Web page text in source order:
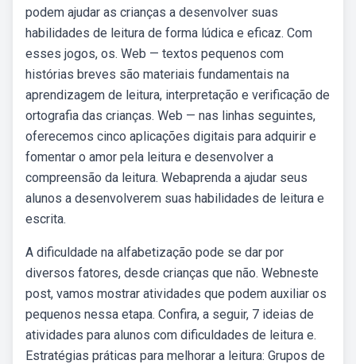
podem ajudar as crianças a desenvolver suas
habilidades de leitura de forma lúdica e eficaz. Com
esses jogos, os. Web — textos pequenos com
histórias breves são materiais fundamentais na
aprendizagem de leitura, interpretação e verificação de
ortografia das crianças. Web — nas linhas seguintes,
oferecemos cinco aplicações digitais para adquirir e
fomentar o amor pela leitura e desenvolver a
compreensão da leitura. Webaprenda a ajudar seus
alunos a desenvolverem suas habilidades de leitura e
escrita.
A dificuldade na alfabetização pode se dar por
diversos fatores, desde crianças que não. Webneste
post, vamos mostrar atividades que podem auxiliar os
pequenos nessa etapa. Confira, a seguir, 7 ideias de
atividades para alunos com dificuldades de leitura e.
Estratégias práticas para melhorar a leitura: Grupos de